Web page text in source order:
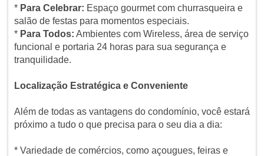
* Para Celebrar: Espaço gourmet com churrasqueira e
salão de festas para momentos especiais.
* Para Todos: Ambientes com Wireless, área de serviço
funcional e portaria 24 horas para sua segurança e
tranquilidade.
Localização Estratégica e Conveniente
Além de todas as vantagens do condomínio, você estará
próximo a tudo o que precisa para o seu dia a dia:
* Variedade de comércios, como açougues, feiras e